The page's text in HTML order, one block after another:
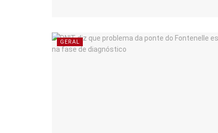
GERAL